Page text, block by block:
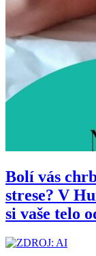
Bolí vás
strese? V
si vaše telo